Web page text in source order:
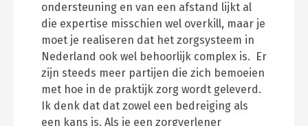
ondersteuning en van een afstand lijkt al
die expertise misschien wel overkill, maar je
moet je realiseren dat het zorgsysteem in
Nederland ook wel behoorlijk complex is. Er
zijn steeds meer partijen die zich bemoeien
met hoe in de praktijk zorg wordt geleverd.
Ik denk dat dat zowel een bedreiging als
een kans is. Als je een zorgverlener